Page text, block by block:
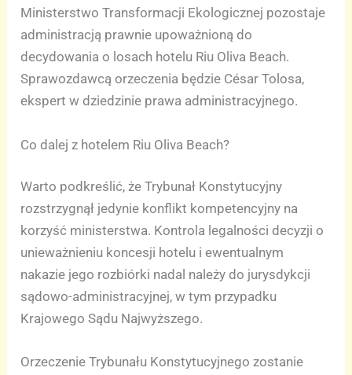
Ministerstwo Transformacji Ekologicznej pozostaje
administracją prawnie upoważnioną do
decydowania o losach hotelu Riu Oliva Beach.
Sprawozdawcą orzeczenia będzie César Tolosa,
ekspert w dziedzinie prawa administracyjnego.
Co dalej z hotelem Riu Oliva Beach?
Warto podkreślić, że Trybunał Konstytucyjny
rozstrzygnął jedynie konflikt kompetencyjny na
korzyść ministerstwa. Kontrola legalności decyzji o
unieważnieniu koncesji hotelu i ewentualnym
nakazie jego rozbiórki nadal należy do jurysdykcji
sądowo-administracyjnej, w tym przypadku
Krajowego Sądu Najwyższego.
Orzeczenie Trybunału Konstytucyjnego zostanie